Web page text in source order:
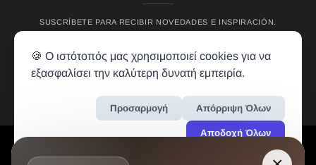
SUSCRÍBETE PARA RECIBIR NOVEDADES E INSPIRACIÓN.
🍪 Ο ιστότοπός μας χρησιμοποιεί cookies για να
εξασφαλίσει την καλύτερη δυνατή εμπειρία.
Προσαρμογή Απόρριψη Όλων
Αποδοχή Όλων